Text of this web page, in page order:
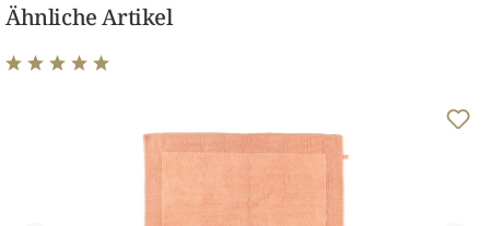
Ähnliche Artikel